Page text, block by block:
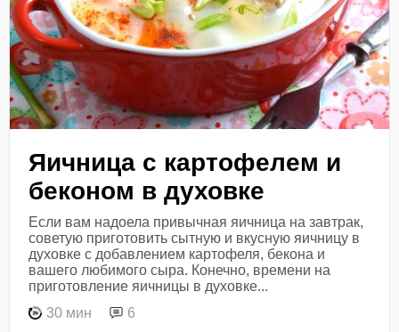
Яичница с картофелем и
беконом в духовке
Если вам надоела привычная яичница на завтрак,
советую приготовить сытную и вкусную яичницу в
духовке с добавлением картофеля, бекона и
вашего любимого сыра. Конечно, времени на
приготовление яичницы в духовке...
30 мин
6